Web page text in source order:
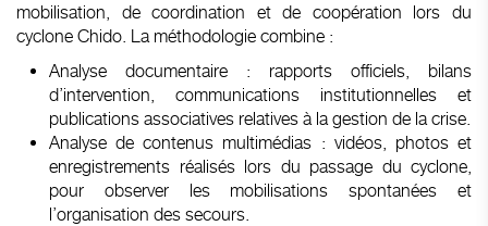
mobilisation, de coordination et de coopération lors du
cyclone Chido. La méthodologie combine :
Analyse documentaire : rapports officiels, bilans
d’intervention, communications institutionnelles et
publications associatives relatives à la gestion de la crise.
Analyse de contenus multimédias : vidéos, photos et
enregistrements réalisés lors du passage du cyclone,
pour observer les mobilisations spontanées et
l’organisation des secours.